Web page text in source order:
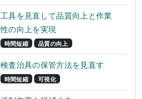
工具を見直して品質向上と作業
性の向上を実現
時間短縮 品質の向上
検査治具の保管方法を見直す
時間短縮 可視化